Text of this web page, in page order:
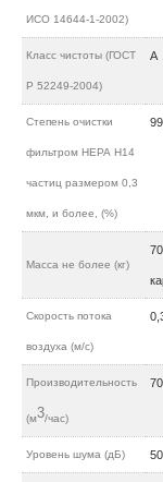
ИСО 14644-1-2002)
Класс чистоты (ГОСТ
Р 52249-2004)
А
Степень очистки
фильтром НЕРА H14
частиц размером 0,3
мкм, и более, (%)
Масса не более (кг)
Скорость потока
воздуха (м/c)
Производительность
(м3/час)
Уровень шума (дБ) 50